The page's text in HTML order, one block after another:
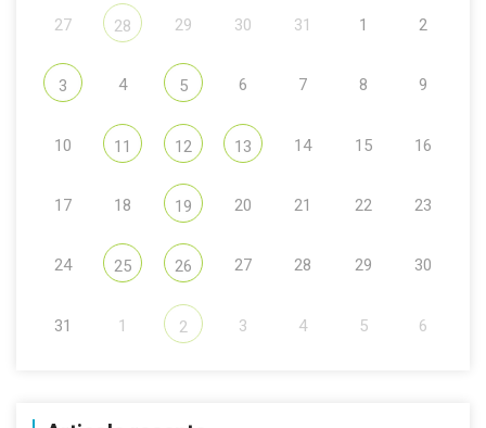
27 28 29 30 31 1 2
3 4 5 6 7 8 9
10 11 12 13 14 15 16
17 18 19 20 21 22 23
24 25 26 27 28 29 30
31 1 2 3 4 5 6